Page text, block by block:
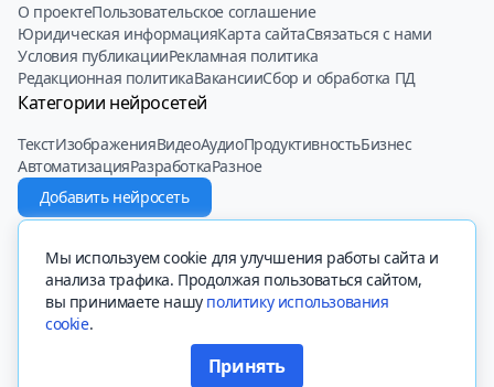
О проектеПользовательское соглашение
Юридическая информацияКарта сайтаСвязаться с нами
Условия публикацииРекламная политика
Редакционная политикаВакансииСбор и обработка ПД
Категории нейросетей
ТекстИзображенияВидеоАудиоПродуктивностьБизнес
АвтоматизацияРазработкаРазное
Добавить нейросеть
Вся представленная на сайте информация, касающаяся описаний
сайтов, их функционала и стоимости платных функций, носит
информационный характер и ни при каких условиях не является
Мы используем cookie для улучшения работы сайта и
анализа трафика. Продолжая пользоваться сайтом,
вы принимаете нашу политику использования
cookie.
Принять